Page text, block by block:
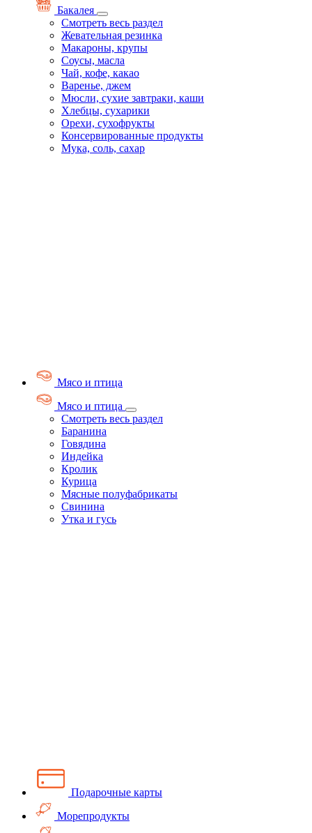
Бакалея
Смотреть весь раздел
Жевательная резинка
Макароны, крупы
Соусы, масла
Чай, кофе, какао
Варенье, джем
Мюсли, сухие завтраки, каши
Хлебцы, сухарики
Орехи, сухофрукты
Консервированные продукты
Мука, соль, сахар
Мясо и птица
Мясо и птица
Смотреть весь раздел
Баранина
Говядина
Индейка
Кролик
Курица
Мясные полуфабрикаты
Свинина
Утка и гусь
Подарочные карты
Морепродукты